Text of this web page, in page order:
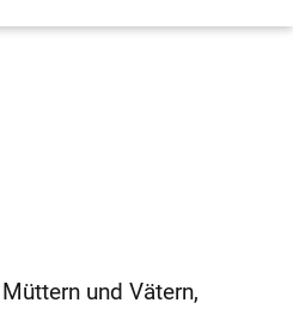
und Vätern,